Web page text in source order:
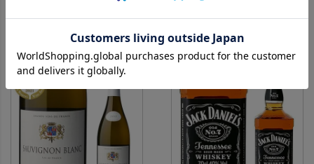
8月21日(金)15:00～17:00京都
開催
クレジットカード決済のみ
1,819円（税込2,000円）
ているかも！？ ウイスキー福
袋 2～6本組 限定200セット
(1P)
20,000円（税込22,000円）